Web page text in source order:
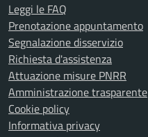
Leggi le FAQ
Prenotazione appuntamento
Segnalazione disservizio
Richiesta d'assistenza
Attuazione misure PNRR
Amministrazione trasparente
Cookie policy
Informativa privacy